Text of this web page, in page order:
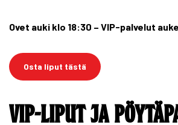
Ovet auki klo 18:30 – VIP-palvelut
Osta liput tästä
VIP-LIPUT JA